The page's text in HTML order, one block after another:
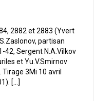
2882 et 2883 (Yvert
partisan
42, Sergent N.A.Vilkov
et Yu.V.Smirnov
3Mi 10 avril
[…]